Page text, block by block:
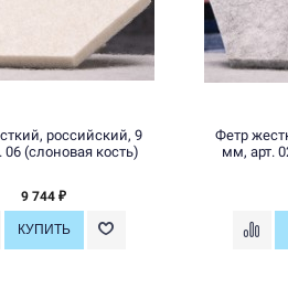
российский, 9
06 (слоновая кость)
9 744 ₽
Фетр
мм, арт.